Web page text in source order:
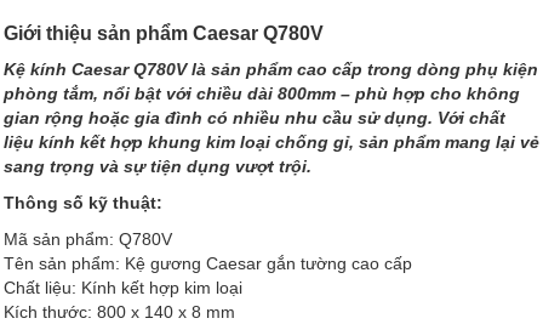
Giới thiệu sản phẩm Caesar Q780V
Kệ kính Caesar Q780V là sản phẩm cao cấp trong dòng phụ kiện
phòng tắm, nổi bật với chiều dài 800mm – phù hợp cho không
gian rộng hoặc gia đình có nhiều nhu cầu sử dụng. Với chất
liệu kính kết hợp khung kim loại chống gỉ, sản phẩm mang lại vẻ
sang trọng và sự tiện dụng vượt trội.
Thông số kỹ thuật:
Mã sản phẩm: Q780V
Tên sản phẩm: Kệ gương Caesar gắn tường cao cấp
Chất liệu: Kính kết hợp kim loại
Kích thước: 800 x 140 x 8 mm